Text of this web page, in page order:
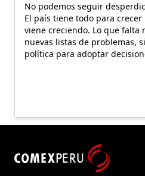
No podemos seguir
El país tiene todo para
viene creciendo. Lo que falta
nuevas listas de problemas,
política para adoptar